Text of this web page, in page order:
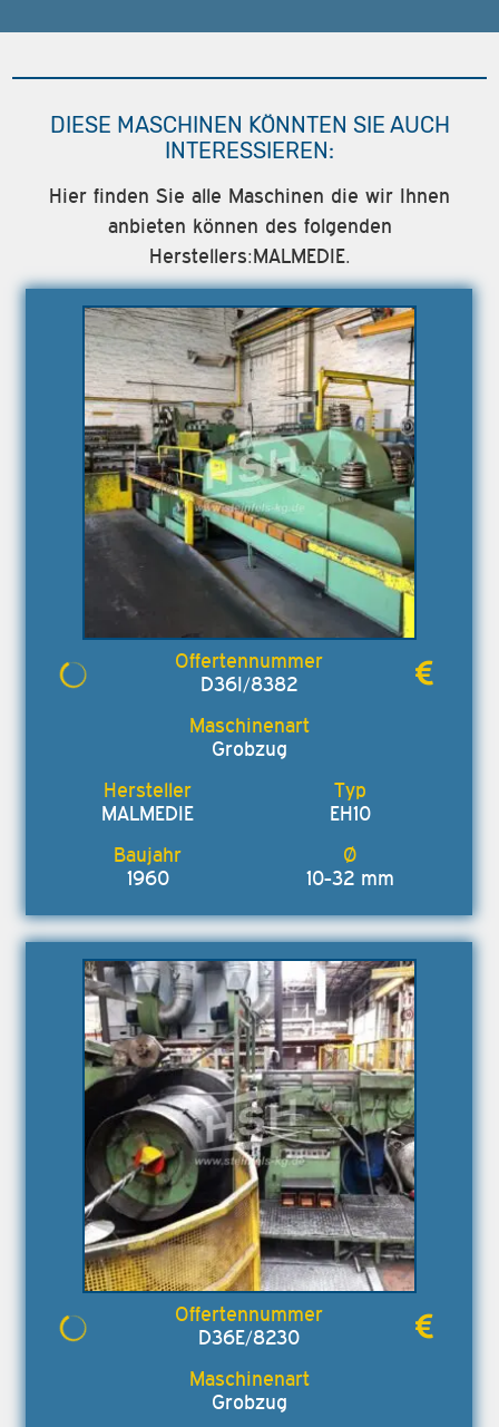
DIESE MASCHINEN KÖNNTEN SIE AUCH
INTERESSIEREN:
Hier finden Sie alle Maschinen die wir Ihnen
anbieten können des folgenden
Herstellers:MALMEDIE.
D36I/8382
Grobzug
MALMEDIE EH10
1960 10-32 mm
D36E/8230
Grobzug